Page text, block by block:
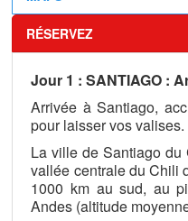
RÉSERVEZ
Jour 1 : SANTIAGO :
Arrivée à Santiago,
pour laisser vos valises.
La ville de Santiago
vallée centrale du Chili
1000 km au sud, au
Andes (altitude